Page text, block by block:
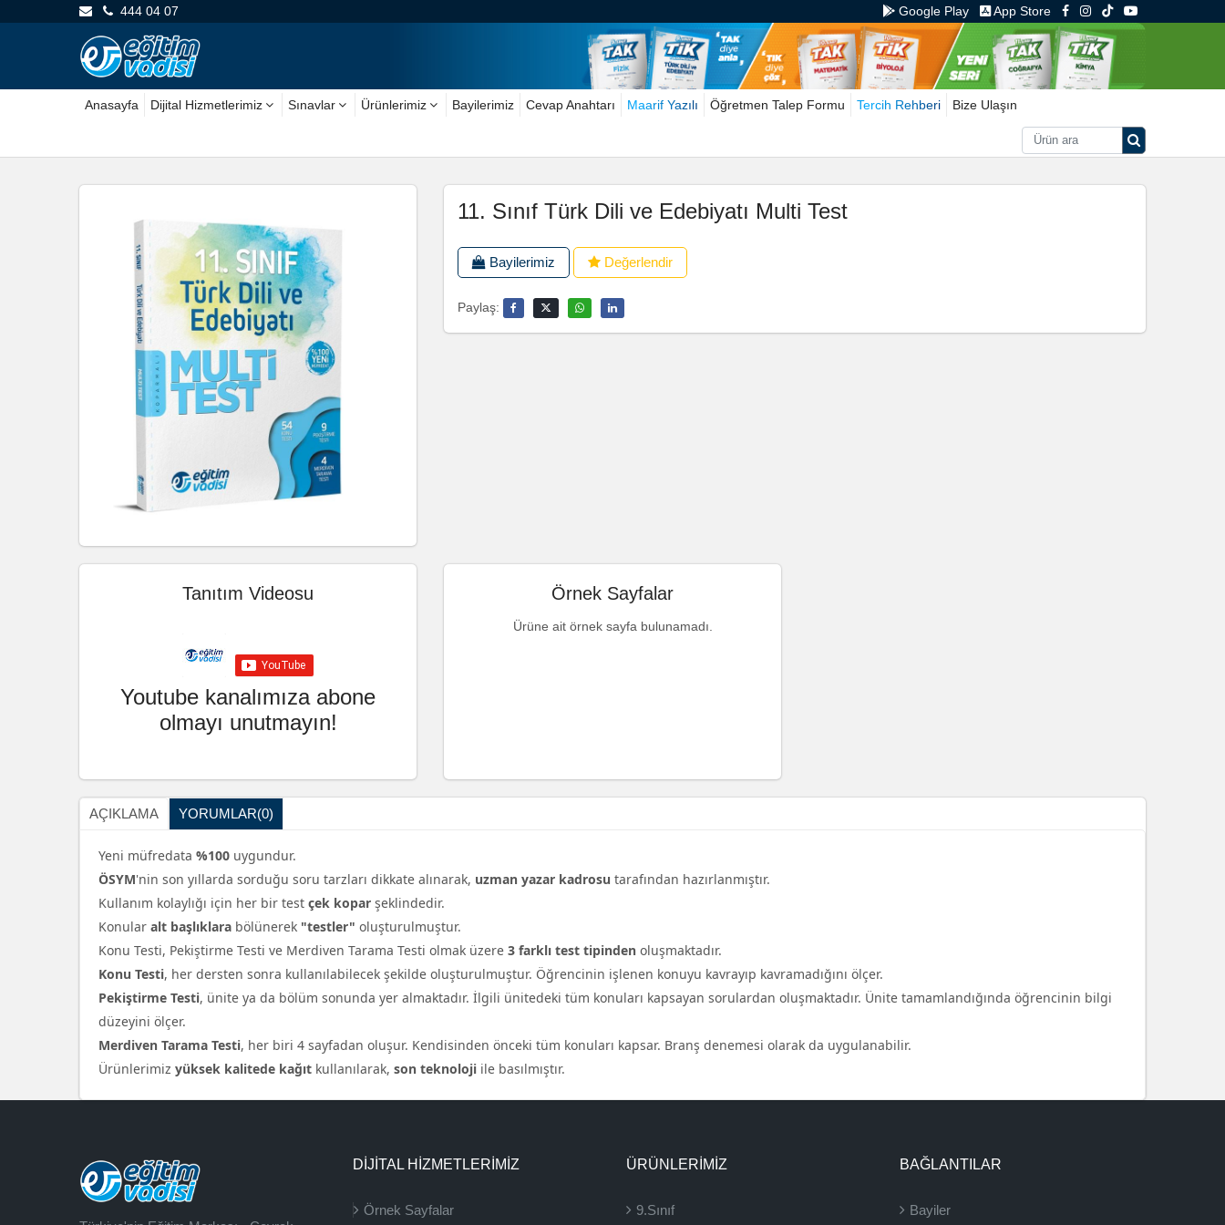
444 04 07 Google Play App Store
Anasayfa Dijital Hizmetlerimiz Sınavlar Ürünlerimiz Bayilerimiz Tercih Rehberi
Cevap Anahtarı Maarif Yazılı Öğretmen Talep Formu Bize Ulaşın
11. Sınıf Türk Dili ve Edebiyatı Multi Test
Bayilerimiz Değerlendir
Paylaş:
Tanıtım Videosu
Youtube kanalımıza abone
olmayı unutmayın!
Örnek Sayfalar
Ürüne ait örnek sayfa bulunamadı.
AÇIKLAMA YORUMLAR(0)
Yeni müfredata %100 uygundur.
ÖSYM'nin son yıllarda sorduğu soru tarzları dikkate alınarak, uzman yazar kadrosu tarafından hazırlanmıştır.
Kullanım kolaylığı için her bir test çek kopar şeklindedir.
Konular alt başlıklara bölünerek "testler" oluşturulmuştur.
Konu Testi, Pekiştirme Testi ve Merdiven Tarama Testi olmak üzere 3 farklı test tipinden oluşmaktadır.
Konu Testi, her dersten sonra kullanılabilecek şekilde oluşturulmuştur. Öğrencinin işlenen konuyu kavrayıp kavramadığını ölçer.
Pekiştirme Testi, ünite ya da bölüm sonunda yer almaktadır. İlgili ünitedeki tüm konuları kapsayan sorulardan oluşmaktadır. Ünite tamamlandığında öğrencinin bilgi
düzeyini ölçer.
Merdiven Tarama Testi, her biri 4 sayfadan oluşur. Kendisinden önceki tüm konuları kapsar. Branş denemesi olarak da uygulanabilir.
Ürünlerimiz yüksek kalitede kağıt kullanılarak, son teknoloji ile basılmıştır.
DİJİTAL HİZMETLERİMİZ
Örnek Sayfalar
ÜRÜNLERIMIZ
9.Sınıf
BAĞLANTILAR
Bayiler